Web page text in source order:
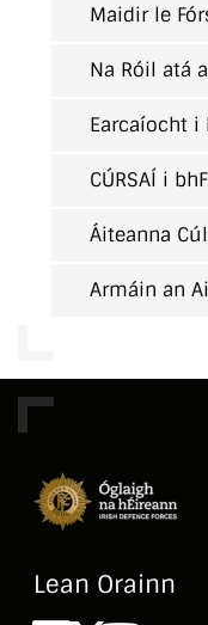
Maidir le
Na Róil atá
Earcaíocht i
CÚRSAÍ i
Áiteanna
Armáin an
Lean Orainn